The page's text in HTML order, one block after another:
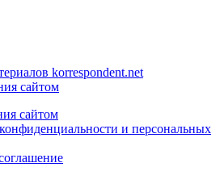
korrespondent.net
сайтом
сайтом
и персональных